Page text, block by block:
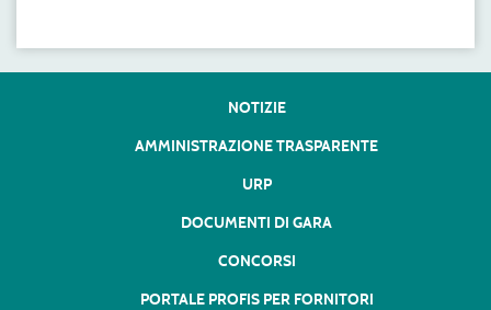
NOTIZIE
AMMINISTRAZIONE TRASPARENTE
URP
DOCUMENTI DI GARA
CONCORSI
PORTALE PROFIS PER FORNITORI